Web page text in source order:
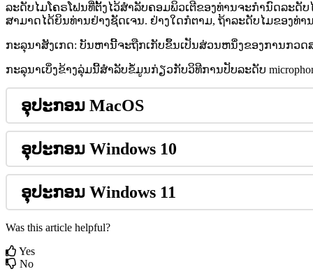
ລະດບໄມໂຄຣໂຟນທຕງໄວສລບຄອມພວເຕຂອງທານຈະກນດລະດບ
ສາມາດໄດຍນທານຢາງຊດເຈນ. ຢາງໃດກຕາມ, ຖາລະດບໄມຂອງທານ
ກະລນາສງເກດ: ບນຫານຈະຖກເກບຂນເປນສວນຫນງຂອງການກວດ
ກະລນາເບງຂາງລມນສາລບຂມນກຽວກບວທການປບລະດບ
ອປະກອນ MacOS
ອປະກອນ Windows 10
ອປະກອນ Windows 11
Was this article helpful?
Yes
No